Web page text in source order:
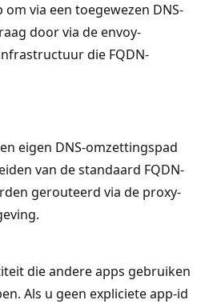
via een toegewezen DNS-
door via de envoy-
die FQDN-
eigen DNS-omzettingspad
van de standaard FQDN-
gerouteerd via de proxy-
die andere apps gebruiken
Als u geen expliciete app-id